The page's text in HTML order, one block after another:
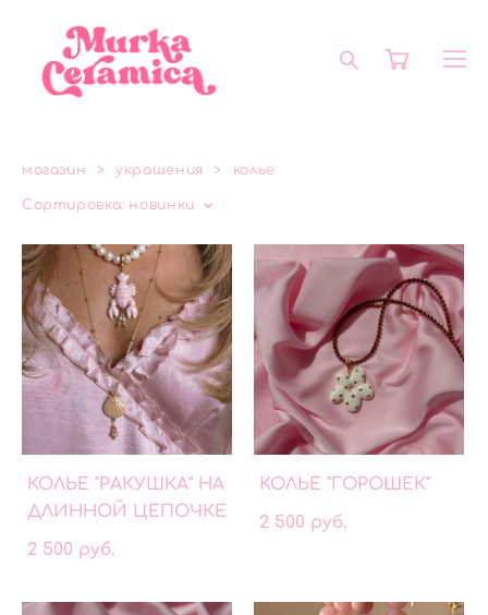
магазин > украшения > колье
Сортировка: новинки
КОЛЬЕ "РАКУШКА" НА
ДЛИННОЙ ЦЕПОЧКЕ
2 500 pуб.
КОЛЬЕ "ГОРОШЕК"
2 500 pуб.